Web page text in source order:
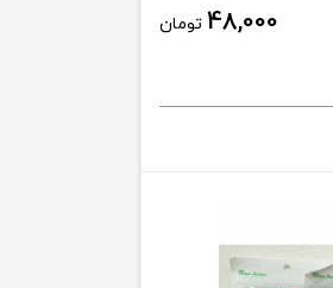
48,000 تومان